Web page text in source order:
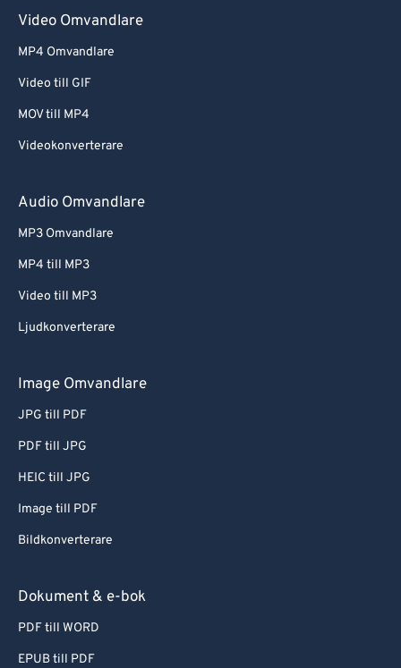
Video Omvandlare
MP4 Omvandlare
Video till GIF
MOV till MP4
Videokonverterare
Audio Omvandlare
MP3 Omvandlare
MP4 till MP3
Video till MP3
Ljudkonverterare
Image Omvandlare
JPG till PDF
PDF till JPG
HEIC till JPG
Image till PDF
Bildkonverterare
Dokument & e-bok
PDF till WORD
EPUB till PDF